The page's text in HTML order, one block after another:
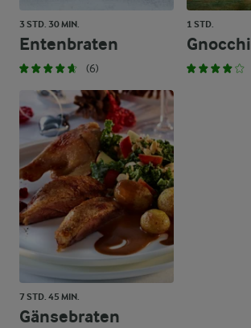
3 STD. 30 MIN.
Entenbraten
(6)
1 STD.
Gnocchi
7 STD. 45 MIN.
Gänsebraten